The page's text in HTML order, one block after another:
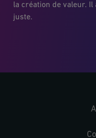
la création de valeur.
juste.